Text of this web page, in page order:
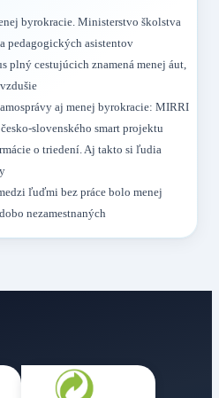
byrokracie. Ministerstvo školstva
pedagogických asistentov
plný cestujúcich znamená menej áut,
aj menej byrokracie: MIRRI
slovenského smart projektu
o triedení. Aj takto si ľudia
ľuďmi bez práce bolo menej
nezamestnaných